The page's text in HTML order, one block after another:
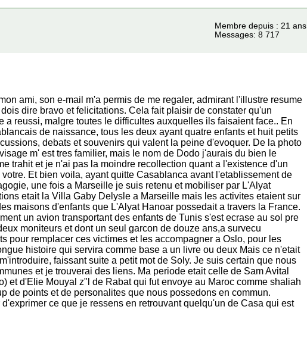
Membre depuis : 21 ans
Messages: 8 717
ami, son e-mail m'a permis de me regaler, admirant l'illustre resume
dire bravo et felicitations. Cela fait plaisir de constater qu'un
reussi, malgre toutes le difficultes auxquelles ils faisaient face.. En
de naissance, tous les deux ayant quatre enfants et huit petits
debats et souvenirs qui valent la peine d'evoquer. De la photo
m' est tres familier, mais le nom de Dodo j'aurais du bien le
trahit et je n'ai pas la moindre recollection quant a l'existence d'un
Et bien voila, ayant quitte Casablanca avant l'etablissement de
une fois a Marseille je suis retenu et mobiliser par L'Alyat
etait la Villa Gaby Delysle a Marseille mais les activites etaient sur
maisons d'enfants que L'Alyat Hanoar possedait a travers la France.
un avion transportant des enfants de Tunis s'est ecrase au sol pre
moniteurs et dont un seul garcon de douze ans,a survecu
pour remplacer ces victimes et les accompagner a Oslo, pour les
histoire qui servira comme base a un livre ou deux Mais ce n'etait
faissant suite a petit mot de Soly. Je suis certain que nous
et je trouverai des liens. Ma periode etait celle de Sam Avital
et d'Elie Mouyal z"l de Rabat qui fut envoye au Maroc comme shaliah
de points et de personalites que nous possedons en commun.
ce que je ressens en retrouvant quelqu'un de Casa qui est